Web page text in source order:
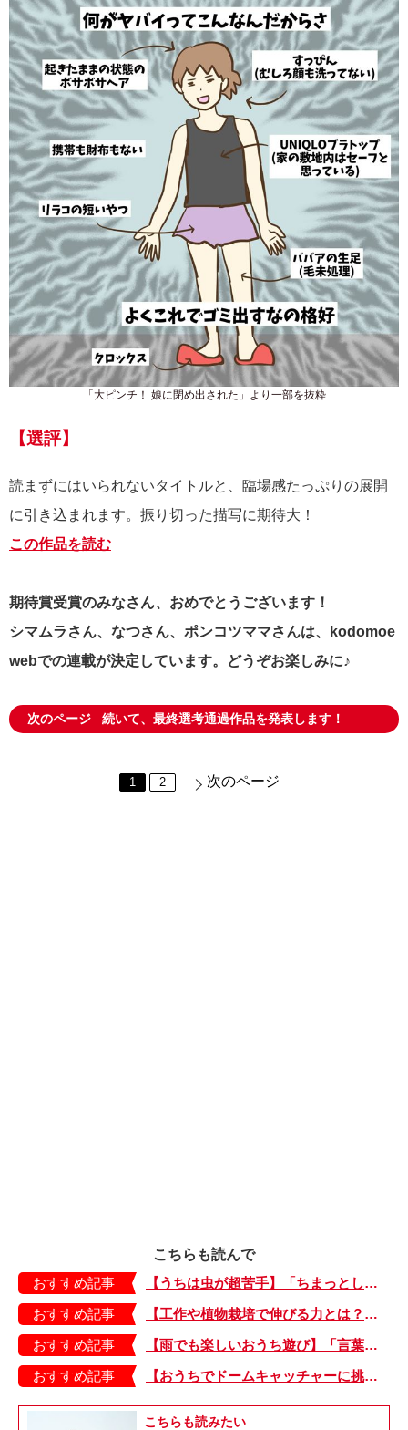
「大ピンチ！ 娘に閉め出された」より一部を抜粋
【選評】
読まずにはいられないタイトルと、臨場感たっぷりの展開
に引き込まれます。振り切った描写に期待大！
この作品を読む
期待賞受賞のみなさん、おめでとうございます！
シマムラさん、なつさん、ポンコツママさんは、kodomoe
webでの連載が決定しています。どうぞお楽しみに♪
次のページ 続いて、最終選考通過作品を発表します！
1 2 次のページ
こちらも読んで
おすすめ記事
【うちは虫が超苦手】「ちまっとした虫にも大騒ぎ！」「可愛い系の虫……でも逃げる！」教えて！ みんなの虫ギライエピソード
おすすめ記事
【工作や植物栽培で伸びる力とは？】「非認知能力」を養う、おうちで楽しむ創作あそび・おうちあそび図鑑5
おすすめ記事
【雨でも楽しいおうち遊び】「言葉あそび」で伸ばす表現力や想像力・おうちあそび図鑑4
おすすめ記事
【おうちでドームキャッチャーに挑戦だ】アンパンマン わくわくドームキャッチャー
こちらも読みたい